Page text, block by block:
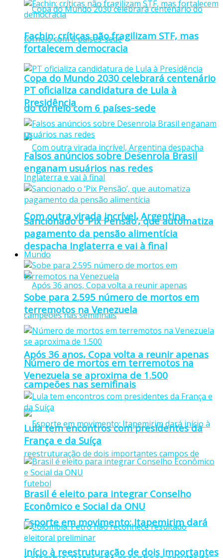
Copa do Mundo 2030 celebrará centenário
do torneio com 6 países-sede
Com outra virada incrível, Argentina
despacha Inglaterra e vai à final
Após 36 anos, Copa volta a reunir apenas
campeões nas semifinais
Esporte em movimento: Itapemirim dará
início à reestruturação de dois importantes
Fachin: críticas não fragilizam STF, mas
fortalecem democracia
PT oficializa candidatura de Lula à
Presidência
Falsos anúncios sobre Desenrola Brasil
enganam usuários nas redes
Sancionado o ‘Pix Pensão’, que automatiza
pagamento da pensão alimentícia
Mundo
Sobe para 2.595 número de mortos em
terremotos na Venezuela
Número de mortos em terremotos na
Venezuela se aproxima de 1.500
Lula tem encontros com presidentes da
França e da Suíça
Brasil é eleito para integrar Conselho
Econômico e Social da ONU